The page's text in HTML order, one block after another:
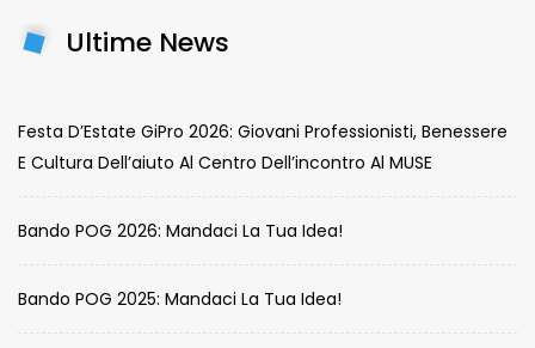
Ultime News
Festa D’Estate GiPro 2026: Giovani Professionisti, Benessere
E Cultura Dell’aiuto Al Centro Dell’incontro Al MUSE
Bando POG 2026: Mandaci La Tua Idea!
Bando POG 2025: Mandaci La Tua Idea!